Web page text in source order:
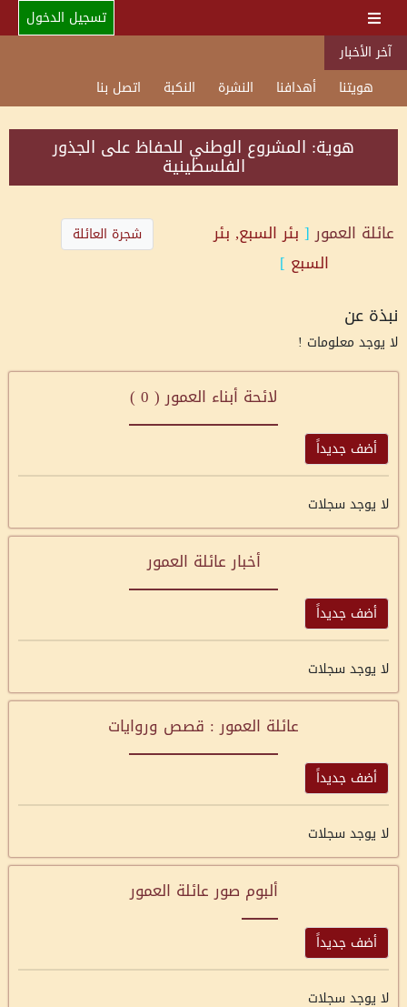
تسجيل الدخول
آخر الأخبار
هويتنا
أهدافنا النشرة النكبة اتصل بنا
هوية: المشروع الوطني للحفاظ على الجذور
الفلسطينية
عائلة العمور [ بئر السبع, بئر
السبع ]
شجرة العائلة
نبذة عن
لا يوجد معلومات !
لائحة أبناء العمور ( 0
)
أضف جديداً
لا يوجد سجلات
أخبار عائلة العمور
أضف جديداً
لا يوجد سجلات
عائلة العمور : قصص وروايات
أضف جديداً
لا يوجد سجلات
ألبوم صور عائلة العمور
أضف جديداً
لا يوجد سجلات